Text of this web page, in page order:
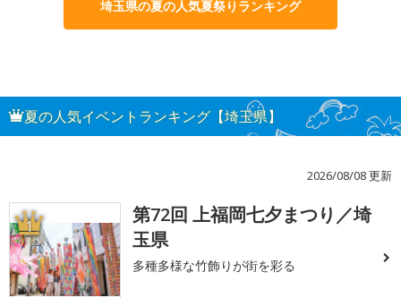
埼玉県の夏の人気夏祭りランキング
夏の人気イベントランキング【埼玉県】
2026/08/08 更新
1
第72回 上福岡七夕まつり／埼
玉県
多種多様な竹飾りが街を彩る